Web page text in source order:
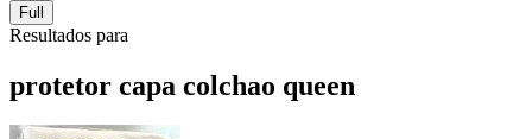
Full
Resultados para
protetor capa colchao queen